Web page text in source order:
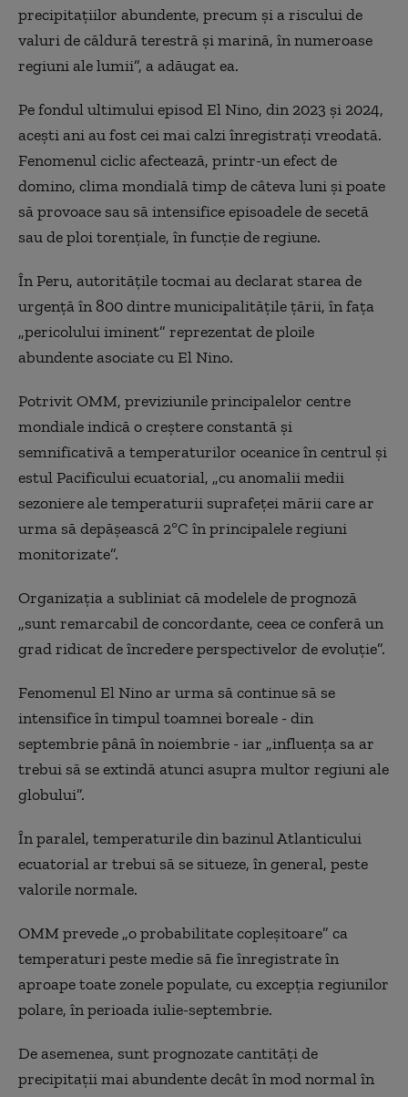
precipitaţiilor abundente, precum şi a riscului de
valuri de căldură terestră şi marină, în numeroase
regiuni ale lumii”, a adăugat ea.
Pe fondul ultimului episod El Nino, din 2023 şi 2024,
aceşti ani au fost cei mai calzi înregistraţi vreodată.
Fenomenul ciclic afectează, printr-un efect de
domino, clima mondială timp de câteva luni şi poate
să provoace sau să intensifice episoadele de secetă
sau de ploi torenţiale, în funcţie de regiune.
În Peru, autorităţile tocmai au declarat starea de
urgenţă în 800 dintre municipalităţile ţării, în faţa
„pericolului iminent” reprezentat de ploile
abundente asociate cu El Nino.
Potrivit OMM, previziunile principalelor centre
mondiale indică o creştere constantă şi
semnificativă a temperaturilor oceanice în centrul şi
estul Pacificului ecuatorial, „cu anomalii medii
sezoniere ale temperaturii suprafeţei mării care ar
urma să depăşească 2°C în principalele regiuni
monitorizate”.
Organizaţia a subliniat că modelele de prognoză
„sunt remarcabil de concordante, ceea ce conferă un
grad ridicat de încredere perspectivelor de evoluţie”.
Fenomenul El Nino ar urma să continue să se
intensifice în timpul toamnei boreale - din
septembrie până în noiembrie - iar „influenţa sa ar
trebui să se extindă atunci asupra multor regiuni ale
globului”.
În paralel, temperaturile din bazinul Atlanticului
ecuatorial ar trebui să se situeze, în general, peste
valorile normale.
OMM prevede „o probabilitate copleşitoare” ca
temperaturi peste medie să fie înregistrate în
aproape toate zonele populate, cu excepţia regiunilor
polare, în perioada iulie-septembrie.
De asemenea, sunt prognozate cantităţi de
precipitaţii mai abundente decât în mod normal în